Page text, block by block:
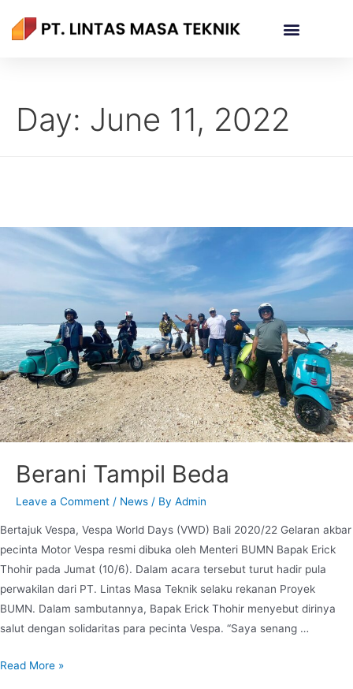
Day: June 11, 2022
Berani Tampil Beda
Leave a Comment / News / By Admin
Bertajuk Vespa, Vespa World Days (VWD) Bali 2020/22 Gelaran akbar
pecinta Motor Vespa resmi dibuka oleh Menteri BUMN Bapak Erick
Thohir pada Jumat (10/6). Dalam acara tersebut turut hadir pula
perwakilan dari PT. Lintas Masa Teknik selaku rekanan Proyek
BUMN. Dalam sambutannya, Bapak Erick Thohir menyebut dirinya
salut dengan solidaritas para pecinta Vespa. “Saya senang …
Read More »